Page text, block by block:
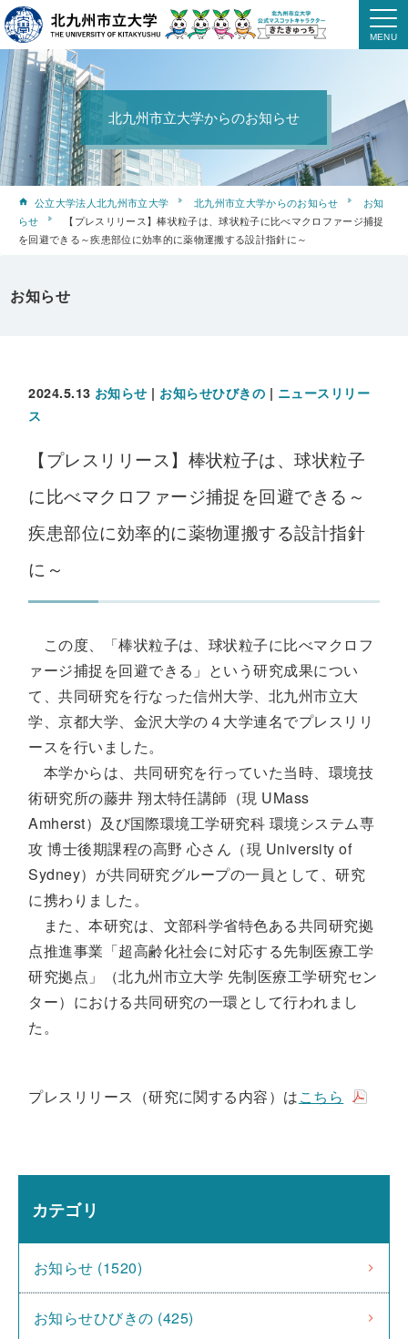
北九州市立大学からのお知らせ
公立大学法人北九州市立大学 北九州市立大学からのお知らせ
お知
らせ
【プレスリリース】棒状粒子は、球状粒子に比べマクロファージ捕捉
を回避できる～疾患部位に効率的に薬物運搬する設計指針に～
お知らせ
2024.5.13 お知らせ | お知らせひびきの | ニュースリリー
ス
【プレスリリース】棒状粒子は、球状粒子
に比べマクロファージ捕捉を回避できる～
疾患部位に効率的に薬物運搬する設計指針
に～
この度、「棒状粒子は、球状粒子に比べマクロフ
ァージ捕捉を回避できる」という研究成果につい
て、共同研究を行なった信州大学、北九州市立大
学、京都大学、金沢大学の４大学連名でプレスリリ
ースを行いました。
本学からは、共同研究を行っていた当時、環境技
術研究所の藤井 翔太特任講師（現 UMass
Amherst）及び国際環境工学研究科 環境システム専
攻 博士後期課程の高野 心さん（現 University of
Sydney）が共同研究グループの一員として、研究
に携わりました。
また、本研究は、文部科学省特色ある共同研究拠
点推進事業「超高齢化社会に対応する先制医療工学
研究拠点」（北九州市立大学 先制医療工学研究セン
ター）における共同研究の一環として行われまし
た。
プレスリリース（研究に関する内容）はこちら
カテゴリ
お知らせ (1520)
お知らせひびきの (425)